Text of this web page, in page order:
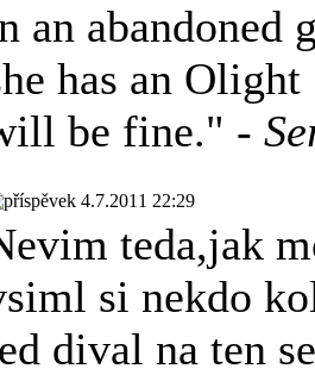
an abandoned
has an
be fine." -
4.7.2011 22:29
teda,jak
si nekdo
dival na ten